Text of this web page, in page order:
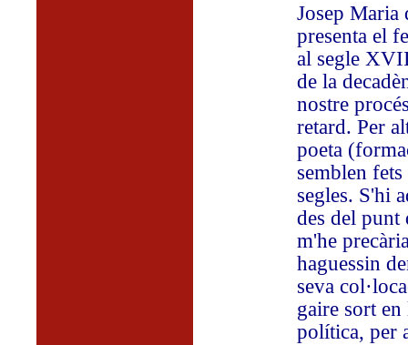
Josep Maria
presenta el
al segle
de la
nostre
retard. Per
poeta
semblen
segles. S'hi
des del punt
m'he
haguessin
seva
gaire sort
política, per